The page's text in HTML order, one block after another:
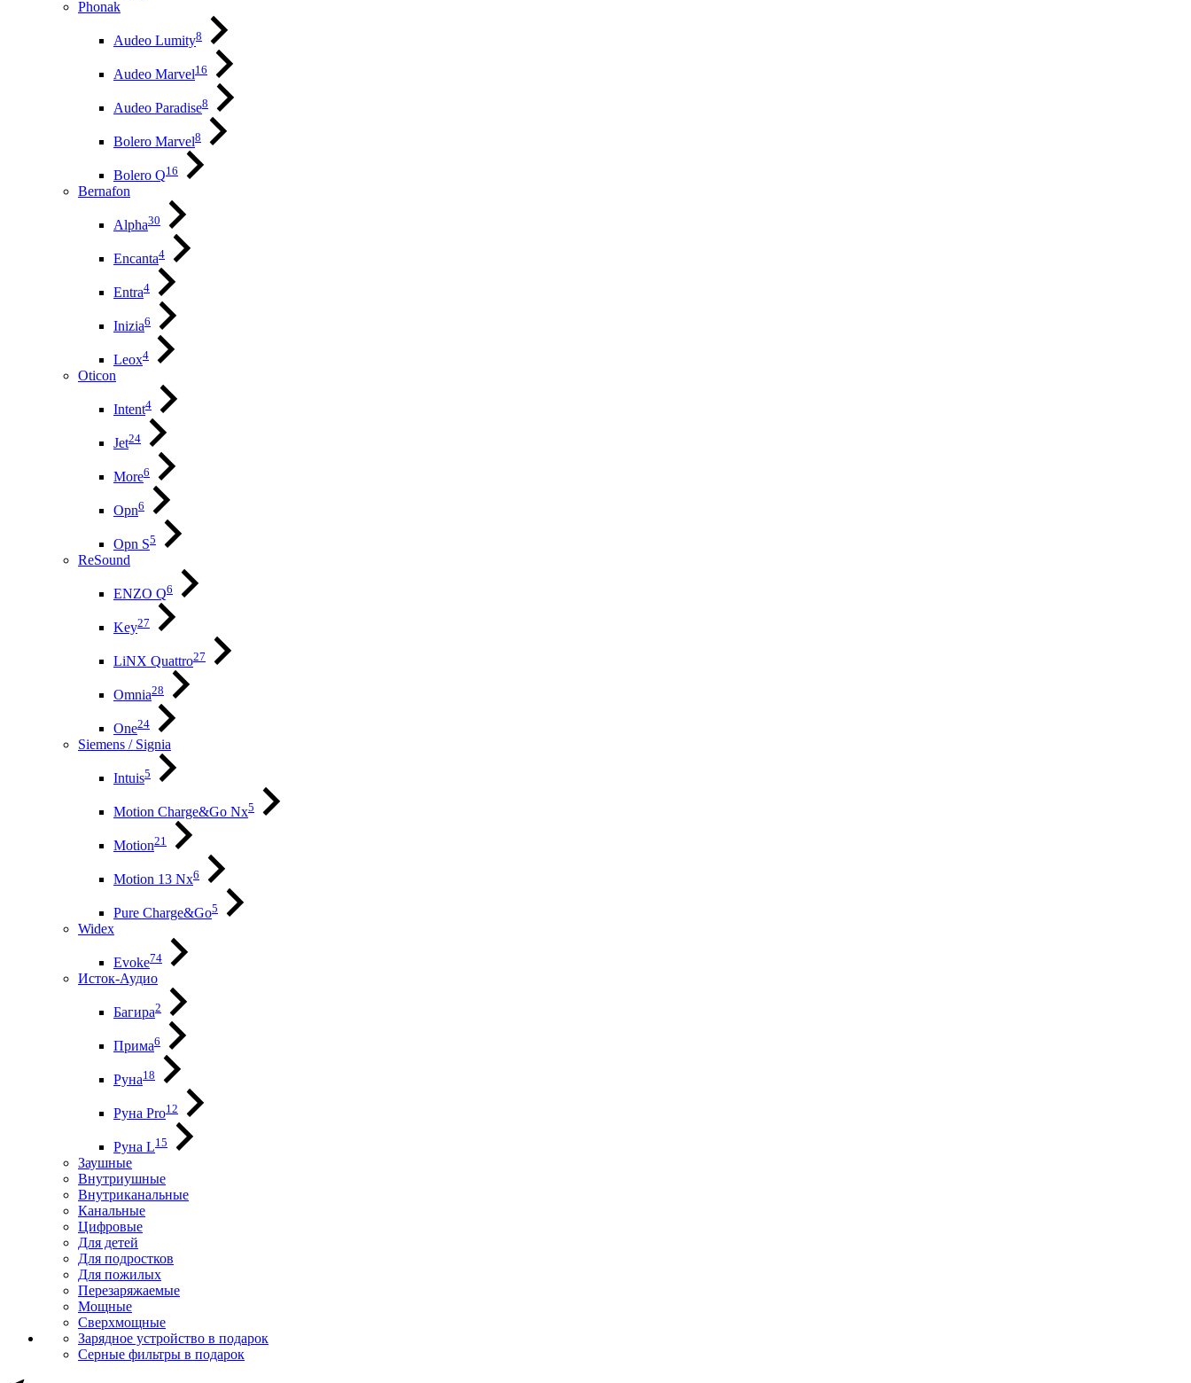
Phonak
Audeo Lumity8
Audeo Marvel16
Audeo Paradise8
Bolero Marvel8
Bolero Q16
Bernafon
Alpha30
Encanta4
Entra4
Inizia6
Leox4
Oticon
Intent4
Jet24
More6
Opn6
Opn S5
ReSound
ENZO Q6
Key27
LiNX Quattro27
Omnia28
One24
Siemens / Signia
Intuis5
Motion Charge&Go Nx5
Motion21
Motion 13 Nx6
Pure Charge&Go5
Widex
Evoke74
Исток-Аудио
Багира2
Прима6
Руна18
Руна Pro12
Руна L15
Заушные
Внутриушные
Внутриканальные
Канальные
Цифровые
Для детей
Для подростков
Для пожилых
Перезаряжаемые
Мощные
Сверхмощные
Зарядное устройство в подарок
Серные фильтры в подарок